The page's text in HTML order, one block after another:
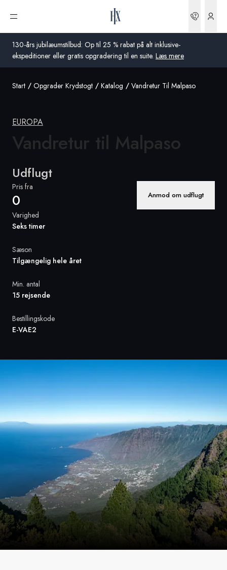
130-års jubilæumstilbud: Op til 25 % rabat på alt inklusive-
ekspeditioner eller gratis opgradering til en suite. Læs mere
Åbn menu
Danmark
Storbritannien
Tyskland
Frankrig
Norge
Global
Start Opgrader Krydstogt Katalog Vandretur Til Malpaso
EUROPA
Vandretur til Malpaso
Udflugt
Pris fra
0 Anmod om udflugt
Varighed
Seks timer
Sæson
Tilgængelig hele året
Min. antal
15 rejsende
Bestillingskode
E-VAE2